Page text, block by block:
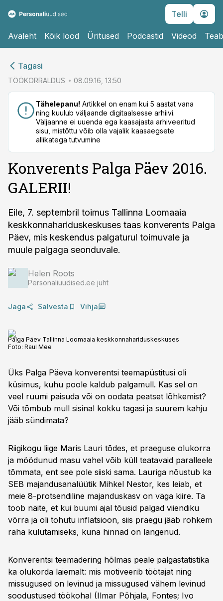
Telli
Avaleht Kõik lood Üritused Podcastid Videod
Tagasi
TÖÖKORRALDUS 08.09.16, 13:50
Tähelepanu! Artikkel on enam kui 5 aastat vana
ning kuulub väljaande digitaalsesse arhiivi.
Väljaanne ei uuenda ega kaasajasta arhiveeritud
sisu, mistõttu võib olla vajalik kaasaegsete
allikatega tutvumine
Konverents Palga Päev 2016.
GALERII!
Eile, 7. septembril toimus Tallinna Loomaaia
keskkonnahariduskeskuses taas konverents Palga
Päev, mis keskendus palgaturul toimuvale ja
muule palgaga seonduvale.
Helen Roots
Personaliuudised.ee juht
Jaga Salvesta Vihja
Palga Päev Tallinna Loomaaia keskkonnahariduskeskuses
Foto: Raul Mee
Üks Palga Päeva konverentsi teemapüstitusi oli
küsimus, kuhu poole kaldub palgamull. Kas sel on
veel ruumi paisuda või on oodata peatset lõhkemist?
Või tõmbub mull sisinal kokku tagasi ja suurem kahju
jääb sündimata?
Riigikogu liige Maris Lauri tõdes, et praeguse olukorra
ja möödunud masu vahel võib küll teatavaid paralleele
tõmmata, ent see pole siiski sama. Lauriga nõustub ka
SEB majandusanalüütik Mihkel Nestor, kes leiab, et
meie 8-protsendiline majanduskasv on väga kiire. Ta
toob näite, et kui buumi ajal tõusid palgad viiendiku
võrra ja oli tohutu inflatsioon, siis praegu jääb rohkem
raha kulutamiseks, kuna hinnad on langenud.
Konverentsi teemadering hõlmas peale palgastatistika
ka olukorda laiemalt: mis motiveerib töötajat ning
missugused on levinud ja missugused vähem levinud
soodustused töökohal (Ilmar Põhjala, Fontes; Ivo